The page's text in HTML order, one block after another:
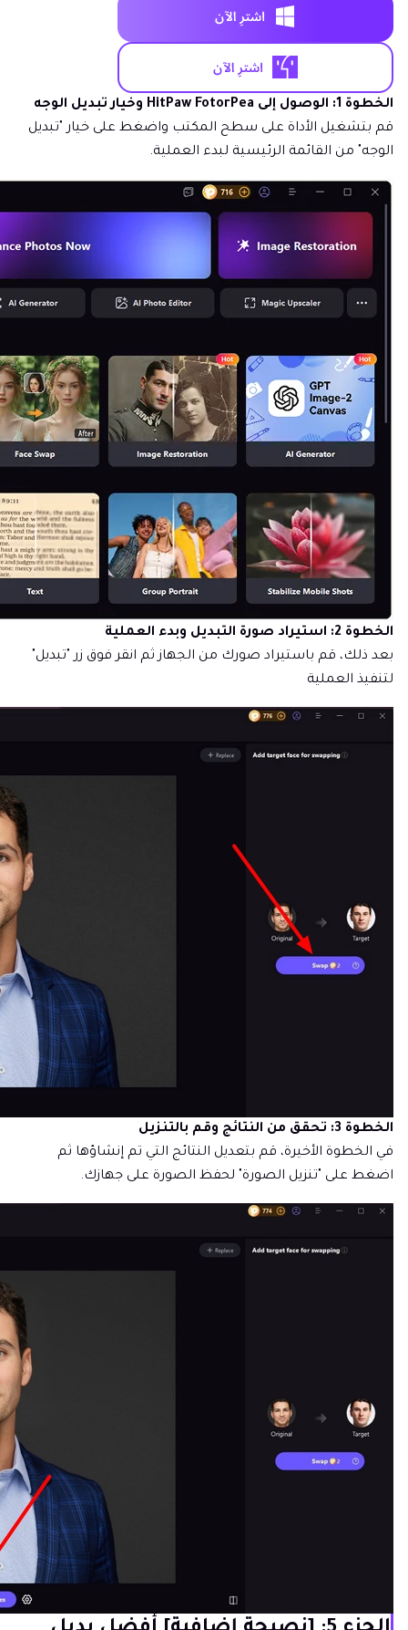
الخطوة 1: الوصول إلى HitPaw FotorPea وخيار تبديل الوجه
قم بتشغيل الأداة على سطح المكتب واضغط على خيار "تبديل
الوجه" من القائمة الرئيسية لبدء العملية.
الخطوة 2: استيراد صورة التبديل وبدء العملية
بعد ذلك، قم باستيراد صورك من الجهاز ثم انقر فوق زر "تبديل"
لتنفيذ العملية
الخطوة 3: تحقق من النتائج وقم بالتنزيل
في الخطوة الأخيرة، قم بتعديل النتائج التي تم إنشاؤها ثم
اضغط على "تنزيل الصورة" لحفظ الصورة على جهازك.